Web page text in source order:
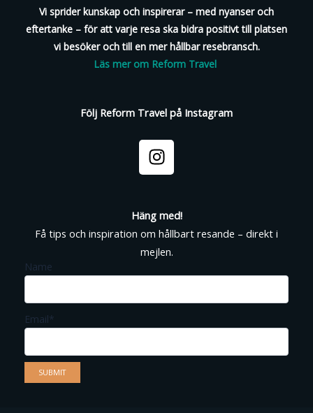
Vi sprider kunskap och inspirerar – med nyanser och
eftertanke – för att varje resa ska bidra positivt till platsen
vi besöker och till en mer hållbar resebransch.
Läs mer om Reform Travel
Följ Reform Travel på Instagram
I
n
s
a
g
r
a
Häng med!
Få tips och inspiration om hållbart resande – direkt i
mejlen.
Name
Email*